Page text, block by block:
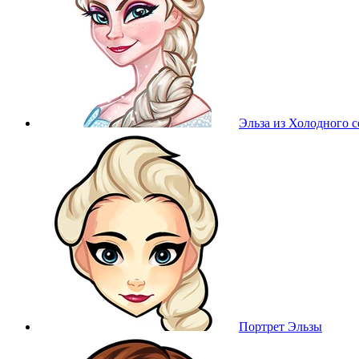
Эльза из Холодного
Портрет Эльзы